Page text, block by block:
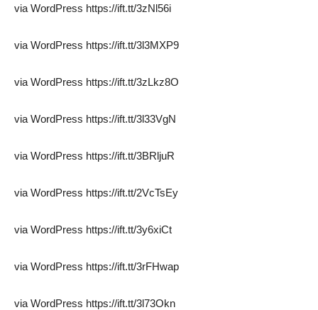
via WordPress https://ift.tt/3zNl56i
via WordPress https://ift.tt/3l3MXP9
via WordPress https://ift.tt/3zLkz8O
via WordPress https://ift.tt/3l33VgN
via WordPress https://ift.tt/3BRljuR
via WordPress https://ift.tt/2VcTsEy
via WordPress https://ift.tt/3y6xiCt
via WordPress https://ift.tt/3rFHwap
via WordPress https://ift.tt/3l73Okn